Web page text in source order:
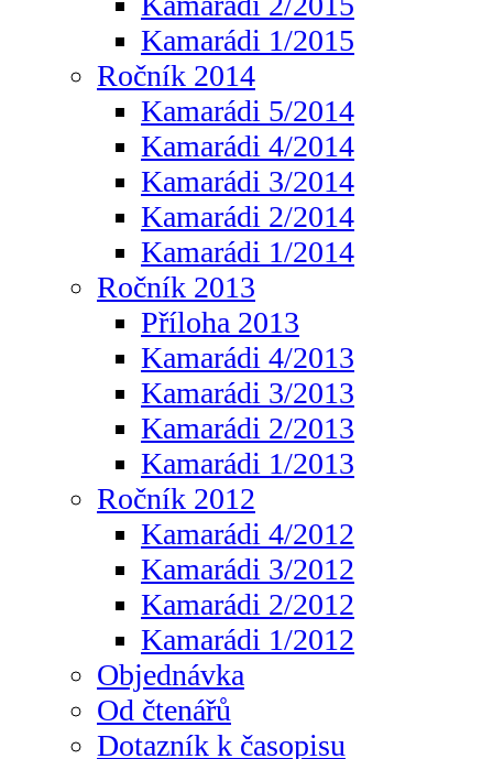
Kamarádi 1/2015
Ročník 2014
Kamarádi 5/2014
Kamarádi 4/2014
Kamarádi 3/2014
Kamarádi 2/2014
Kamarádi 1/2014
Ročník 2013
Příloha 2013
Kamarádi 4/2013
Kamarádi 3/2013
Kamarádi 2/2013
Kamarádi 1/2013
Ročník 2012
Kamarádi 4/2012
Kamarádi 3/2012
Kamarádi 2/2012
Kamarádi 1/2012
Objednávka
Od čtenářů
Dotazník k časopisu